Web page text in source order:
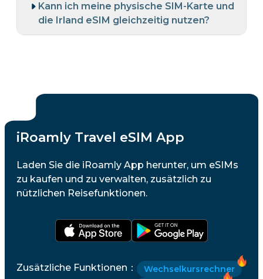
Kann ich meine physische SIM-Karte und
die Irland eSIM gleichzeitig nutzen?
iRoamly Travel eSIM App
Laden Sie die iRoamly App herunter, um eSIMs
zu kaufen und zu verwalten, zusätzlich zu
nützlichen Reisefunktionen.
Zusätzliche Funktionen ：
Wechselkursrechner